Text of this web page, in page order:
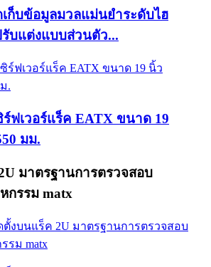
ก็บข้อมูลมวลแม่นยำระดับไฮ
บแต่งแบบส่วนตัว...
ฟเวอร์แร็ค EATX ขนาด 19
มม.
มาตรฐานการตรวจสอบ
กรรม matx